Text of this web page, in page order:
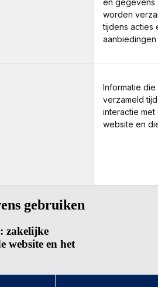
en gegevens
worden
tijdens acties
aanbiedingen
Informatie
verzameld
interactie met
website en
gebruiken
zakelijke
website en het